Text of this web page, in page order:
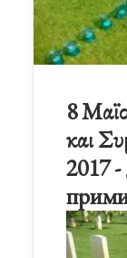
8
και
2017